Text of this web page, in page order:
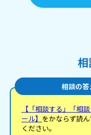
相談の
【「相談する」「相
ール】 をかならず読
ください。